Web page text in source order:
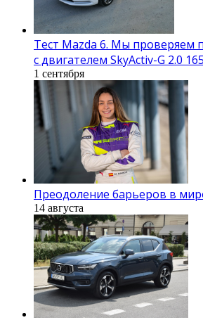
Тест Mazda 6. Мы проверяем
с двигателем SkyActiv-G 2.0
1 сентября
Преодоление барьеров в
14 августа